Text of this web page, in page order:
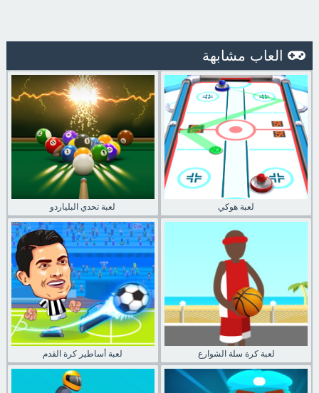
العاب مشابهة
لعبة تحدي البلياردو لعبة هوكي
لعبة أساطير كرة القدم لعبة كرة سلة الشوارع